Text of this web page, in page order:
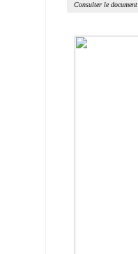
Consulter le document